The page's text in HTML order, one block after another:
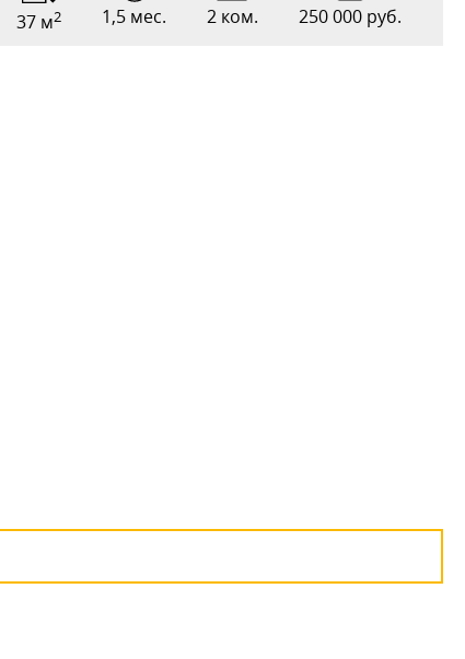
37 м2 1,5 мес. 2 ком. 250 000 руб.